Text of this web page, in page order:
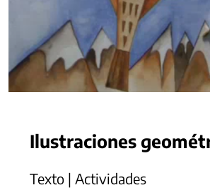
Ilustraciones
Texto | Actividades